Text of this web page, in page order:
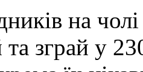
на
та зграй у